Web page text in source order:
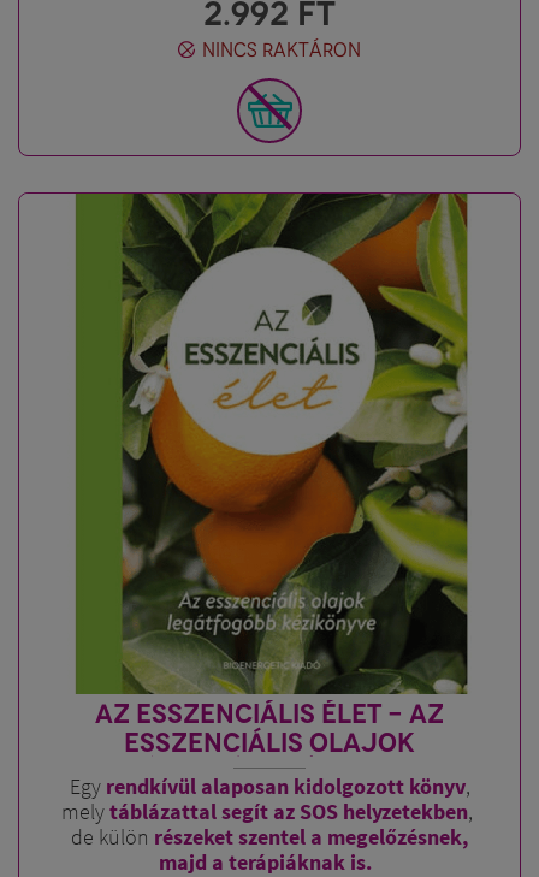
2.992 FT
NINCS RAKTÁRON
AZ ESSZENCIÁLIS ÉLET - AZ
ESSZENCIÁLIS OLAJOK
LEGÁTFOGÓBB KÉZIKÖNYVE
Egy rendkívül alaposan kidolgozott könyv,
melytáblázattal segít az SOS helyzetekben,
de külön részeket szentel a megelőzésnek,
majd a terápiáknak is.